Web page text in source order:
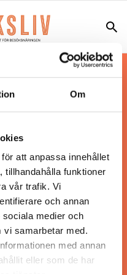
Om
att anpassa innehållet
tillhandahålla funktioner
vår trafik. Vi
och annan
medier och
vi samarbetar med.
med annan
eller som de har
mest uppdaterade
besöksnäringen.
är ett affärsmagasin
avVisita